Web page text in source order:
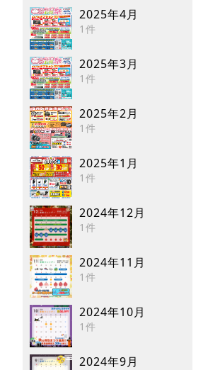
2025年4月
1件
2025年3月
1件
2025年2月
1件
2025年1月
1件
2024年12月
1件
2024年11月
1件
2024年10月
1件
2024年9月